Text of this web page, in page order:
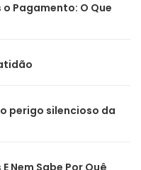
Pagamento: O Que
perigo silencioso da
Nem Sabe Por Quê